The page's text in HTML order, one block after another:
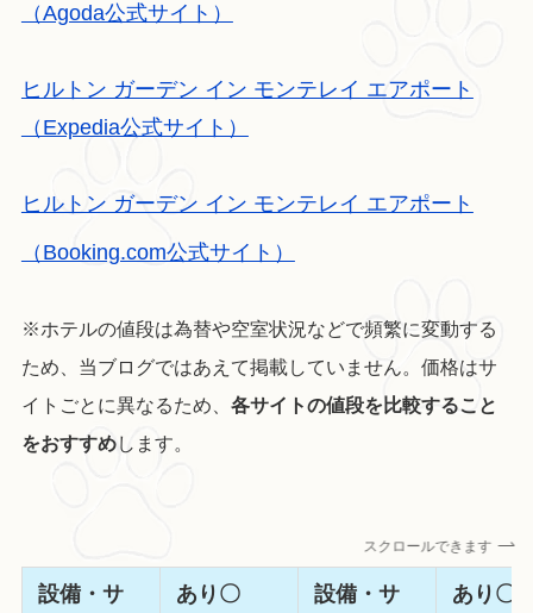
（Agoda公式サイト）
ヒルトン ガーデン イン モンテレイ エアポート
（Expedia公式サイト）
ヒルトン ガーデン イン モンテレイ エアポート
（Booking.com公式サイト）
※ホテルの値段は為替や空室状況などで頻繁に変動する
ため、当ブログではあえて掲載していません。価格はサ
イトごとに異なるため、 各サイトの値段を比較すること
をおすすめします。
スクロールできます
設備・サ
あり〇
設備・サ
あり